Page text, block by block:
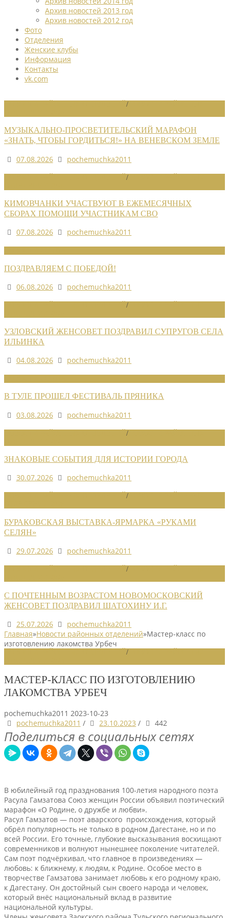
Архив новостей 2013 год
Архив новостей 2012 год
Фото
Отделения
Женские клубы
Информация
Контакты
vk.com
/
МУЗЫКАЛЬНО-ПРОСВЕТИТЕЛЬСКИЙ МАРАФОН
«ЗНАТЬ, ЧТОБЫ ГОРДИТЬСЯ!» НА ВЕНЕВСКОМ ЗЕМЛЕ
07.08.2026
pochemuchka2011
/
КИМОВЧАНКИ УЧАСТВУЮТ В ЕЖЕМЕСЯЧНЫХ
СБОРАХ ПОМОЩИ УЧАСТНИКАМ СВО
07.08.2026
pochemuchka2011
ПОЗДРАВЛЯЕМ С ПОБЕДОЙ!
06.08.2026
pochemuchka2011
/
УЗЛОВСКИЙ ЖЕНСОВЕТ ПОЗДРАВИЛ СУПРУГОВ СЕЛА
ИЛЬИНКА
04.08.2026
pochemuchka2011
В ТУЛЕ ПРОШЕЛ ФЕСТИВАЛЬ ПРЯНИКА
03.08.2026
pochemuchka2011
/
ЗНАКОВЫЕ СОБЫТИЯ ДЛЯ ИСТОРИИ ГОРОДА
30.07.2026
pochemuchka2011
/
БУРАКОВСКАЯ ВЫСТАВКА-ЯРМАРКА «РУКАМИ
СЕЛЯН»
29.07.2026
pochemuchka2011
/
С ПОЧТЕННЫМ ВОЗРАСТОМ НОВОМОСКОВСКИЙ
ЖЕНСОВЕТ ПОЗДРАВИЛ ШАТОХИНУ И.Г.
25.07.2026
pochemuchka2011
Главная»Новости районных отделений»Мастер-класс по
изготовлению лакомства Урбеч
/
МАСТЕР-КЛАСС ПО ИЗГОТОВЛЕНИЮ
ЛАКОМСТВА УРБЕЧ
pochemuchka2011 2023-10-23
pochemuchka2011 / 23.10.2023 / 442
Поделиться в социальных сетях
В юбилейный год празднования 100-летия народного поэта
Расула Гамзатова Союз женщин России объявил поэтический
марафон «О Родине, о дружбе и любви».
Расул Гамзатов — поэт аварского происхождения, который
обрёл популярность не только в родном Дагестане, но и по
всей России. Его точные, глубокие высказывания восхищают
современников и волнуют нынешнее поколение читателей.
Сам поэт подчёркивал, что главное в произведениях —
любовь: к ближнему, к людям, к Родине. Особое место в
творчестве Гамзатова занимает любовь к его родному краю,
к Дагестану. Он достойный сын своего народа и человек,
который внёс национальный вклад в развитие
национальной культуры.